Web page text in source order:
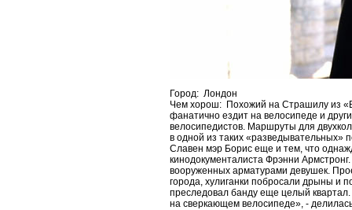
Город: Лондон
Чем хорош: Похожий на Страшилу из
фанатично ездит на велосипеде и
велосипедистов. Маршруты для
в одной из таких «разведывательных»
Славен мэр Борис еще и тем, что
кинодокументалиста Фрэнни
вооруженных арматурами девушек.
города, хулиганки побросали дрыны и
преследовал банду еще целый
на сверкающем велосипеде», -